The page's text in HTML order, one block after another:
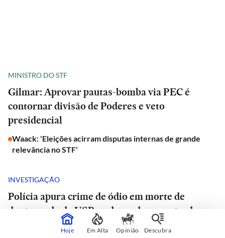
MINISTRO DO STF
Gilmar: Aprovar pautas-bomba via PEC é
contornar divisão de Poderes e veto
presidencial
Waack: 'Eleições acirram disputas internas de grande
relevância no STF'
INVESTIGAÇÃO
Polícia apura crime de ódio em morte de
doutorando da USP e advogado encontrado
morto em estrada de São Paulo
Hoje Em Alta Opinião Descubra